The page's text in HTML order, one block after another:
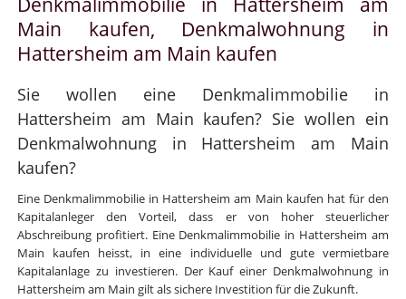
Main kaufen, Denkmalwohnung in
Hattersheim am Main kaufen
Sie wollen eine Denkmalimmobilie in
Hattersheim am Main kaufen? Sie wollen ein
Denkmalwohnung in Hattersheim am Main
kaufen?
Eine Denkmalimmobilie in Hattersheim am Main kaufen hat für den
Kapitalanleger den Vorteil, dass er von hoher steuerlicher
Abschreibung profitiert. Eine Denkmalimmobilie in Hattersheim am
Main kaufen heisst, in eine individuelle und gute vermietbare
Kapitalanlage zu investieren. Der Kauf einer Denkmalwohnung in
Hattersheim am Main gilt als sichere Investition für die Zukunft.